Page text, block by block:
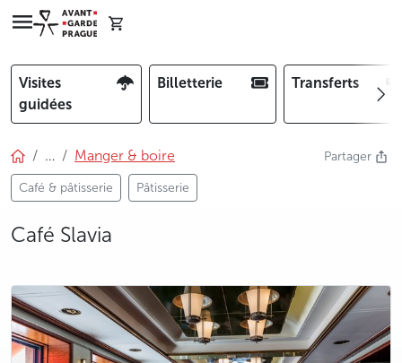
Visites
guidées
Billetterie Transferts
… Manger & boire
Café & pâtisserie Pâtisserie
Partager
Café Slavia
photo 5